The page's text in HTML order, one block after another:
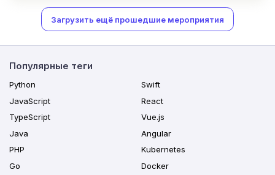
Загрузить ещё прошедшие мероприятия
Популярные теги
Python
JavaScript
TypeScript
Java
PHP
Go
Swift
React
Vue.js
Angular
Kubernetes
Docker